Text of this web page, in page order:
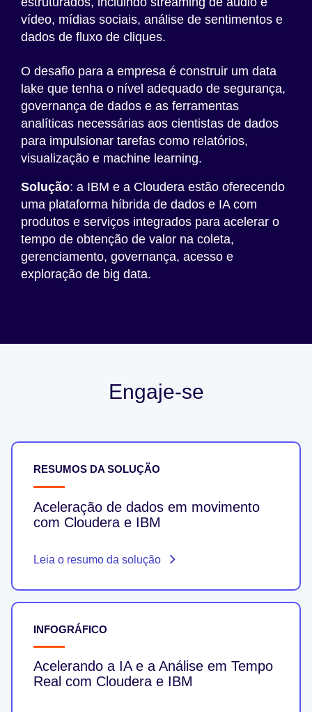
vídeo, mídias sociais, análise de sentimentos e
dados de fluxo de cliques.
O desafio para a empresa é construir um data
lake que tenha o nível adequado de segurança,
governança de dados e as ferramentas
analíticas necessárias aos cientistas de dados
para impulsionar tarefas como relatórios,
visualização e machine learning.
Solução: a IBM e a Cloudera estão oferecendo
uma plataforma híbrida de dados e IA com
produtos e serviços integrados para acelerar o
tempo de obtenção de valor na coleta,
gerenciamento, governança, acesso e
exploração de big data.
Engaje-se
RESUMOS DA SOLUÇÃO
Aceleração de dados em movimento
com Cloudera e IBM
Leia o resumo da solução
INFOGRÁFICO
Acelerando a IA e a Análise em Tempo
Real com Cloudera e IBM